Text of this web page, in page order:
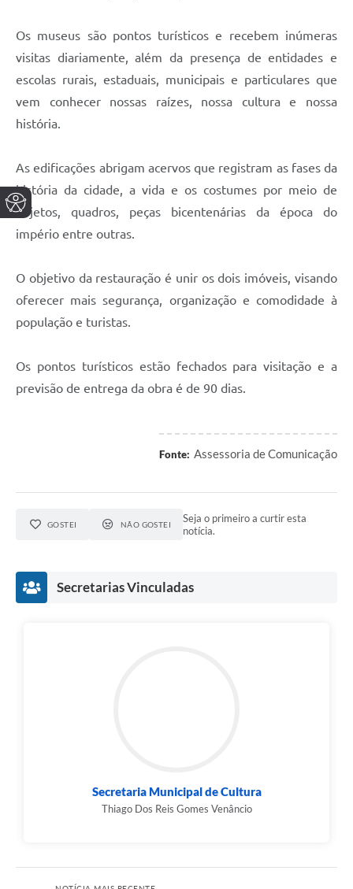
Os museus são pontos turísticos e recebem inúmeras
visitas diariamente, além da presença de entidades e
escolas rurais, estaduais, municipais e particulares que
vem conhecer nossas raízes, nossa cultura e nossa
história.
As edificações abrigam acervos que registram as fases da
história da cidade, a vida e os costumes por meio de
objetos, quadros, peças bicentenárias da época do
império entre outras.
O objetivo da restauração é unir os dois imóveis, visando
oferecer mais segurança, organização e comodidade à
população e turistas.
Os pontos turísticos estão fechados para visitação e a
previsão de entrega da obra é de 90 dias.
Fonte: Assessoria de Comunicação
GOSTEI NÃO GOSTEI
Seja o primeiro a curtir esta
notícia.
Secretarias Vinculadas
Secretaria Municipal de Cultura
Thiago Dos Reis Gomes Venâncio